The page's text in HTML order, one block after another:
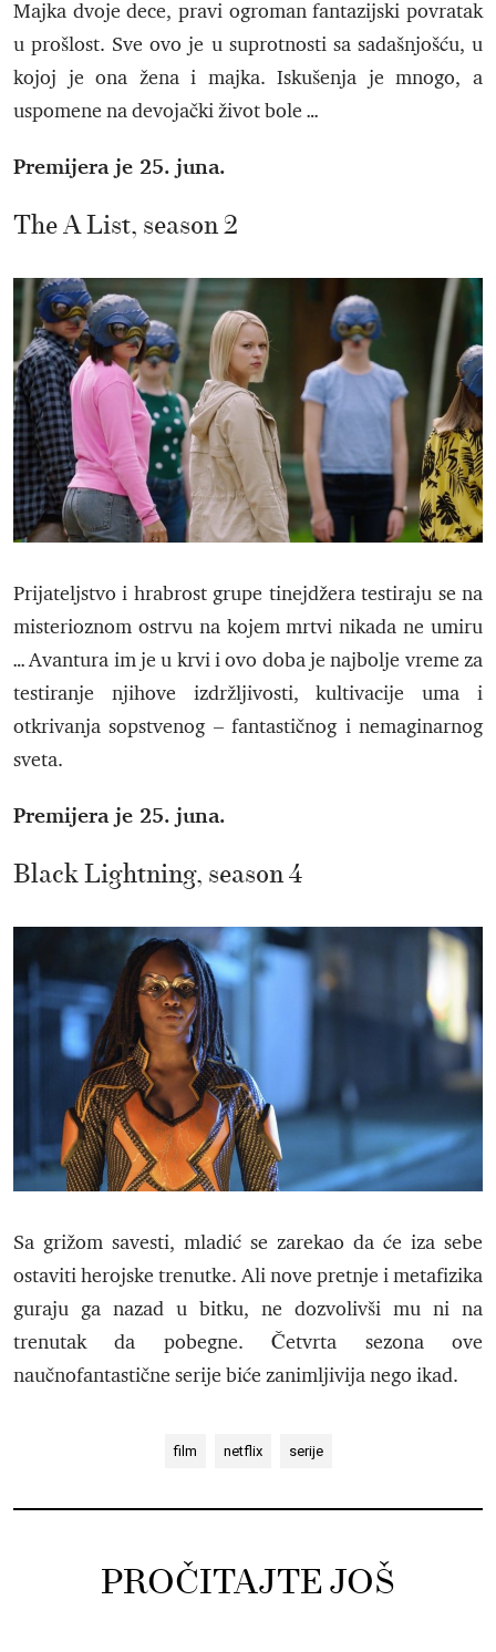
Majka dvoje dece, pravi ogroman fantazijski povratak
u prošlost. Sve ovo je u suprotnosti sa sadašnjošću, u
kojoj je ona žena i majka. Iskušenja je mnogo, a
uspomene na devojački život bole …
Premijera je 25. juna.
The A List, season 2
Prijateljstvo i hrabrost grupe tinejdžera testiraju se na
misterioznom ostrvu na kojem mrtvi nikada ne umiru
… Avantura im je u krvi i ovo doba je najbolje vreme za
testiranje njihove izdržljivosti, kultivacije uma i
otkrivanja sopstvenog – fantastičnog i nemaginarnog
sveta.
Premijera je 25. juna.
Black Lightning, season 4
Sa grižom savesti, mladić se zarekao da će iza sebe
ostaviti herojske trenutke. Ali nove pretnje i metafizika
guraju ga nazad u bitku, ne dozvolivši mu ni na
trenutak da pobegne. Četvrta sezona ove
naučnofantastične serije biće zanimljivija nego ikad.
film netflix serije
PROČITAJTE JOŠ